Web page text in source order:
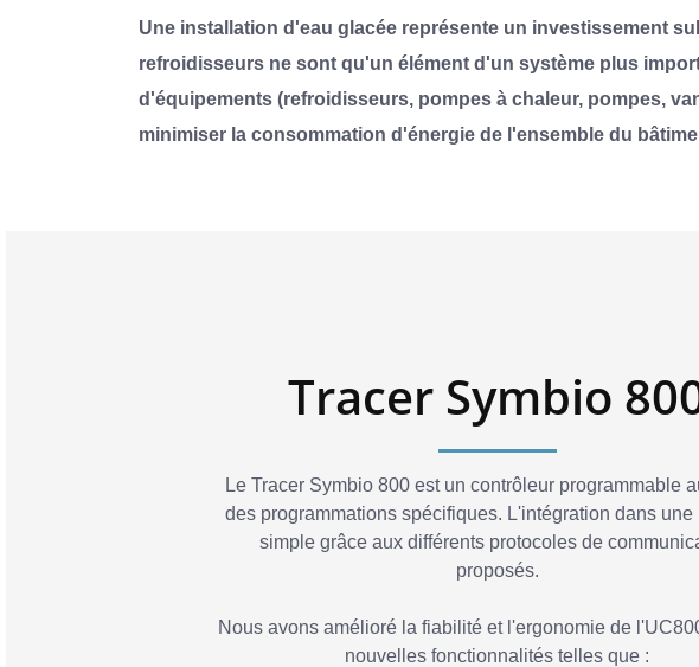
Une installation d'eau glacée représente un investissement
refroidisseurs ne sont qu'un élément d'un système plus
d'équipements (refroidisseurs, pompes à chaleur, pompes,
minimiser la consommation d'énergie de l'ensemble du
Tracer Symbio
Le Tracer Symbio 800 est un contrôleur programmable
des programmations spécifiques. L'intégration dans une
simple grâce aux différents protocoles de
proposés.
Nous avons amélioré la fiabilité et l'ergonomie de
nouvelles fonctionnalités telles que :